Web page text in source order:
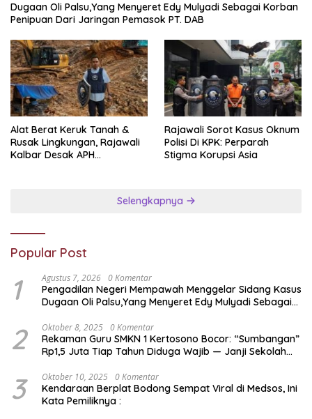
Dugaan Oli Palsu,Yang Menyeret Edy Mulyadi Sebagai Korban
Penipuan Dari Jaringan Pemasok PT. DAB
Alat Berat Keruk Tanah &
Rusak Lingkungan, Rajawali
Kalbar Desak APH
Rajawali Sorot Kasus Oknum
Polisi Di KPK: Perparah
Stigma Korupsi Asia
Selengkapnya
Popular Post
1 Agustus 7, 2026 0 Komentar
Pengadilan Negeri Mempawah Menggelar Sidang Kasus
Dugaan Oli Palsu,Yang Menyeret Edy Mulyadi Sebagai
2 Oktober 8, 2025 0 Komentar
Rekaman Guru SMKN 1 Kertosono Bocor: “Sumbangan”
Rp1,5 Juta Tiap Tahun Diduga Wajib — Janji Sekolah
3 Oktober 10, 2025 0 Komentar
Kendaraan Berplat Bodong Sempat Viral di Medsos, Ini
Kata Pemiliknya :